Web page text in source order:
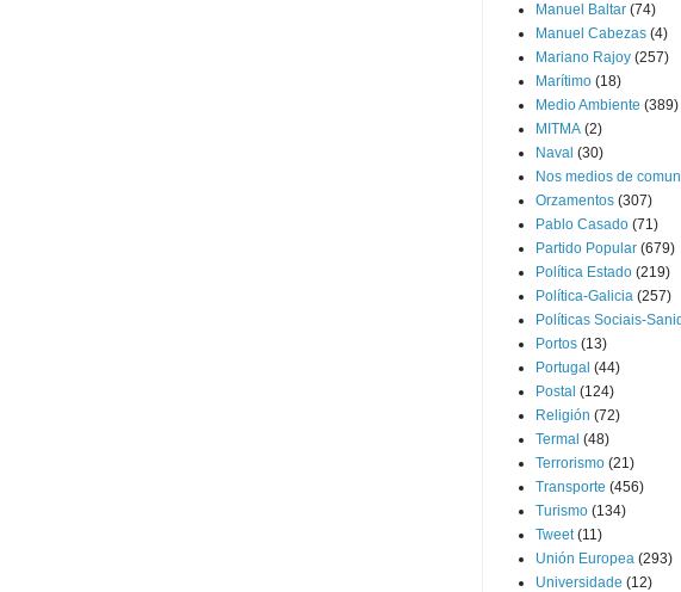
Manuel Baltar (74)
Manuel Cabezas (4)
Mariano Rajoy (257)
Marítimo (18)
Medio Ambiente (389)
MITMA (2)
Naval (30)
Nos medios de
Orzamentos (307)
Pablo Casado (71)
Partido Popular (679)
Política Estado (219)
Política-Galicia (257)
Políticas Sociais-
Portos (13)
Portugal (44)
Postal (124)
Religión (72)
Termal (48)
Terrorismo (21)
Transporte (456)
Turismo (134)
Tweet (11)
Unión Europea (293)
Universidade (12)